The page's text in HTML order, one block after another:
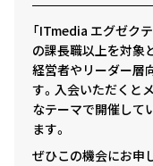
「ITmedia エグゼク
の課長職以上を対象
経営者やリーダー層
す。入会いただくと
なテーマで開催して
ます。
ぜひこの機会にお申